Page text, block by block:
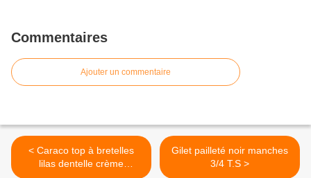
Commentaires
Ajouter un commentaire
< Caraco top à bretelles
lilas dentelle crème
Gilet pailleté noir manches
3/4 T.S >